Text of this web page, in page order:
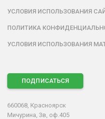
УСЛОВИЯ ИСПОЛЬЗОВАНИЯ
ПОЛИТИКА
УСЛОВИЯ ИСПОЛЬЗОВАНИЯ
ПОДПИСАТЬСЯ
660068, Красноярск
Мичурина, 3в, оф.405